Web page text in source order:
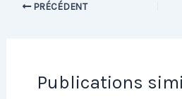
PRÉCÉDENT
Publications